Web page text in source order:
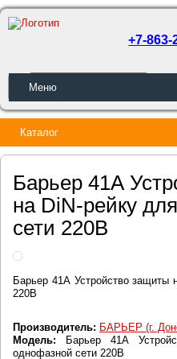
ОБРАТНЫЙ ЗВОНОК
+7-863-
Меню
Каталог
Барьер 41А
на DiN-рейку
сети 220В
Барьер 41А Устройство защиты
220В
Производитель: БАРЬЕР (г.
Модель: Барьер 41А
однофазной сети 220В